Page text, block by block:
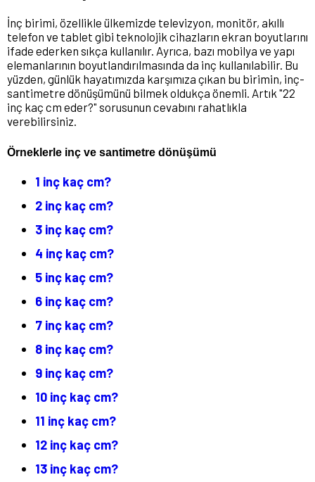
İnç birimi, özellikle ülkemizde televizyon, monitör, akıllı
telefon ve tablet gibi teknolojik cihazların ekran boyutlarını
ifade ederken sıkça kullanılır. Ayrıca, bazı mobilya ve yapı
elemanlarının boyutlandırılmasında da inç kullanılabilir. Bu
yüzden, günlük hayatımızda karşımıza çıkan bu birimin, inç-
santimetre dönüşümünü bilmek oldukça önemli. Artık "22
inç kaç cm eder?" sorusunun cevabını rahatlıkla
verebilirsiniz.
Örneklerle inç ve santimetre dönüşümü
1 inç kaç cm?
2 inç kaç cm?
3 inç kaç cm?
4 inç kaç cm?
5 inç kaç cm?
6 inç kaç cm?
7 inç kaç cm?
8 inç kaç cm?
9 inç kaç cm?
10 inç kaç cm?
11 inç kaç cm?
12 inç kaç cm?
13 inç kaç cm?